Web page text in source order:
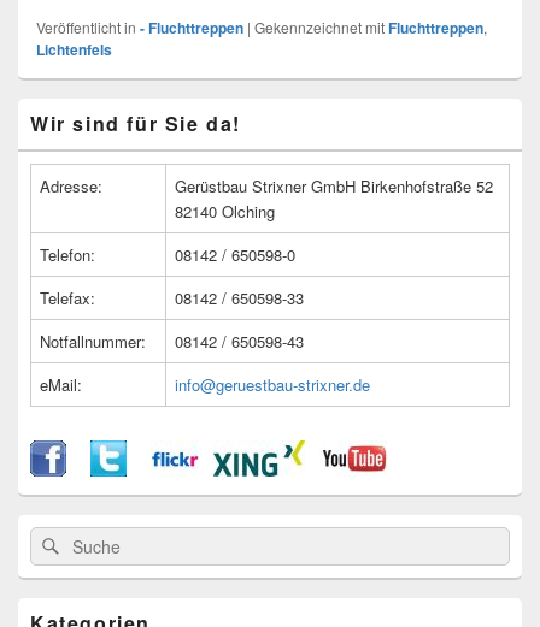
Veröffentlicht in - Fluchttreppen | Gekennzeichnet mitFluchttreppen,
Lichtenfels
Seitenleisten
Widget-
Wir sind für Sie da!
Adresse:
Gerüstbau Strixner GmbH Birkenhofstraße 52
82140 Olching
Telefon:
08142 / 650598-0
Telefax:
08142 / 650598-33
Notfallnummer:
08142 / 650598-43
eMail:
info@geruestbau-strixner.de
Suche
nach:
Suche